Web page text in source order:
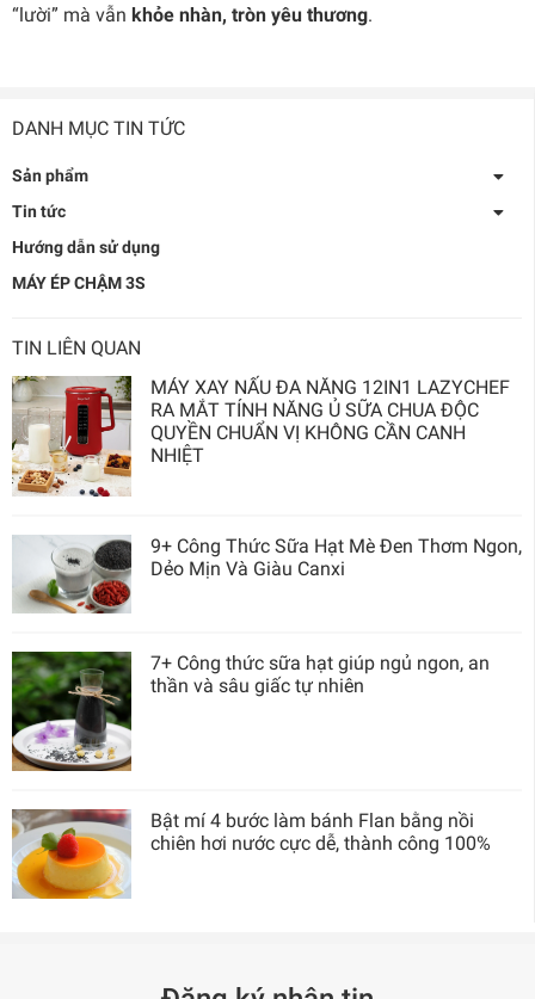
DANH MỤC TIN TỨC
Sản phẩm
Tin tức
Hướng dẫn sử dụng
MÁY ÉP CHẬM 3S
TIN LIÊN QUAN
MÁY XAY NẤU ĐA NĂNG 12IN1 LAZYCHEF
RA MẮT TÍNH NĂNG Ủ SỮA CHUA ĐỘC
QUYỀN CHUẨN VỊ KHÔNG CẦN CANH
NHIỆT
9+ Công Thức Sữa Hạt Mè Đen Thơm Ngon,
Dẻo Mịn Và Giàu Canxi
7+ Công thức sữa hạt giúp ngủ ngon, an
thần và sâu giấc tự nhiên
Bật mí 4 bước làm bánh Flan bằng nồi
chiên hơi nước cực dễ, thành công 100%
“lười” mà vẫn khỏe nhàn, tròn yêu thương.